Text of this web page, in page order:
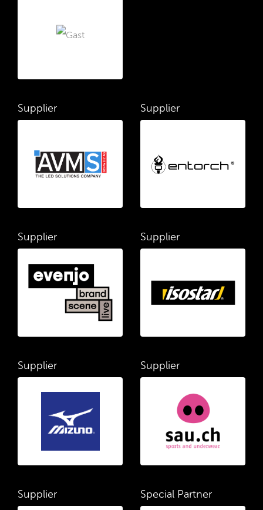
Supplier Supplier
Supplier Supplier
Supplier Supplier
Supplier Special Partner